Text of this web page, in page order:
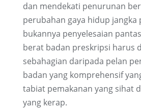
dan mendekati penurunan
perubahan gaya hidup jangka
bukannya penyelesaian
berat badan preskripsi harus
sebahagian daripada pelan
badan yang komprehensif
tabiat pemakanan yang sihat
yang kerap.